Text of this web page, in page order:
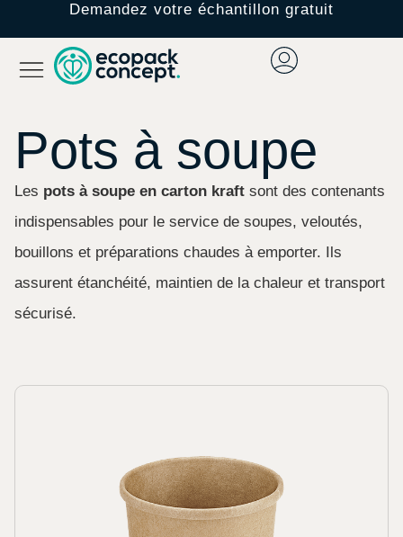
Demandez votre échantillon gratuit
Pots à soupe
Les pots à soupe en carton kraft sont des contenants
indispensables pour le service de soupes, veloutés,
bouillons et préparations chaudes à emporter. Ils
assurent étanchéité, maintien de la chaleur et transport
sécurisé.